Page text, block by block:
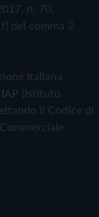
n. 70.
del comma 2
Italiana
(Istituto
il Codice di